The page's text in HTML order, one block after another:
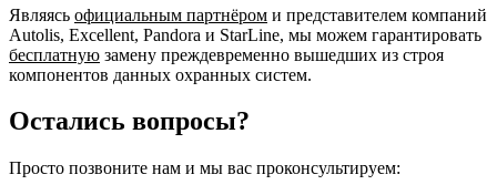
Являясь официальным партнёром и представителем компаний
Autolis, Excellent, Pandora и StarLine, мы можем гарантировать
бесплатную замену преждевременно вышедших из строя
компонентов данных охранных систем.
Остались вопросы?
Просто позвоните нам и мы вас проконсультируем: